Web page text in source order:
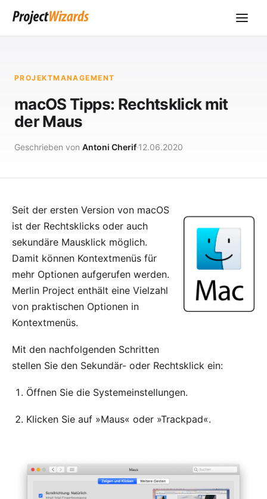
PROJEKTMANAGEMENT
macOS Tipps: Rechtsklick mit
der Maus
Geschrieben von Antoni Cherif 12.06.2020
Seit der ersten Version von macOS
ist der Rechtsklicks oder auch
sekundäre Mausklick möglich.
Damit können Kontextmenüs für
mehr Optionen aufgerufen werden.
Merlin Project enthält eine Vielzahl
von praktischen Optionen in
Kontextmenüs.
Mit den nachfolgenden Schritten
stellen Sie den Sekundär- oder Rechtsklick ein:
Öffnen Sie die Systemeinstellungen.
Klicken Sie auf »Maus« oder »Trackpad«.